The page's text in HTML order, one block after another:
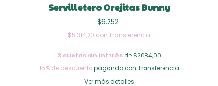
Servilletero Orejitas Bunny
$6.252
$5.314,20 con Transferencia
3 cuotas sin interésde $2084,00
15% de descuentopagando con Transferencia
Ver más detalles